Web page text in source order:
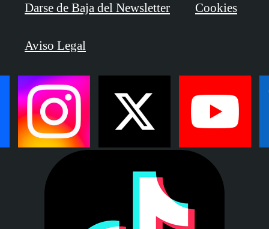
Darse de Baja del Newsletter Cookies
Aviso Legal